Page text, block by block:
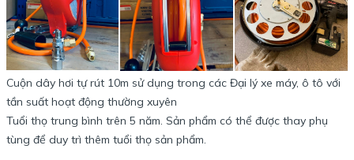
Cuộn dây hơi tự rút 10m sử dụng trong các Đại lý xe máy, ô tô với
tần suất hoạt động thường xuyên
Tuổi thọ trung bình trên 5 năm. Sản phẩm có thể được thay phụ
tùng để duy trì thêm tuổi thọ sản phẩm.